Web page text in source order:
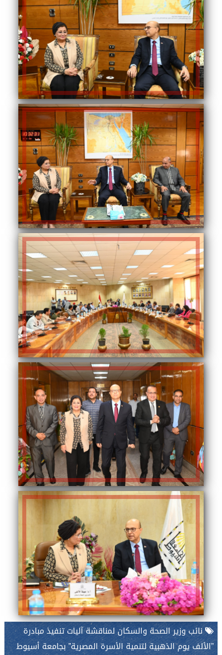
نائب وزير الصحة والسكان لمناقشة آليات تنفيذ مبادرة
”الألف يوم الذهبية لتنمية الأسرة المصرية” بجامعة أسيوط